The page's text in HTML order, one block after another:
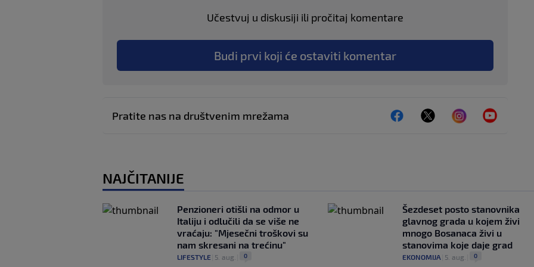
Učestvuj u diskusiji ili pročitaj komentare
Budi prvi koji će ostaviti komentar
Pratite nas na društvenim mrežama
NAJČITANIJE
Penzioneri otišli na odmor u
Italiju i odlučili da se više ne
vraćaju: "Mjesečni troškovi su
nam skresani na trećinu"
LIFESTYLE 5. aug. 0
Šezdeset posto stanovnika
glavnog grada u kojem živi
mnogo Bosanaca živi u
stanovima koje daje grad
EKONOMIJA 5. aug. 0